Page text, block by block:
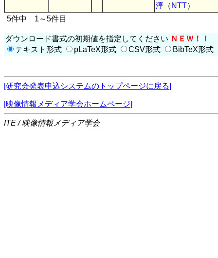
淳 （ NTT）
5件中 1～5件目
ダウンロード書式の初期値を指定してください ＮＥＷ！！
テキスト形式
pLaTeX形式 CSV形式 BibTeX形式
[研究会発表申込システムのトップページに戻る]
[映像情報メディア学会ホームページ]
ITE / 映像情報メディア学会